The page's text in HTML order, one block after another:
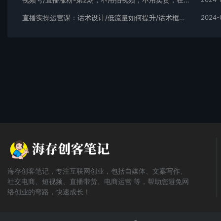
直播实操运营课：话术设计/低流量如何提升/话术框架/全场燃爆/非常干货 2024-
海存创客笔记，专注互联网创业，包括自媒体、文案写作、
社交电商、短视频、直播带货、电商运营 等，帮助您避免网
络创业的弯路，快速成长！